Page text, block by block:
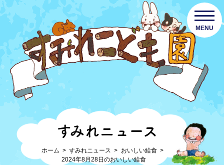
MENU
すみれニュース
ホーム すみれニュース
おいしい給食
2024年8月28日のおいしい給食